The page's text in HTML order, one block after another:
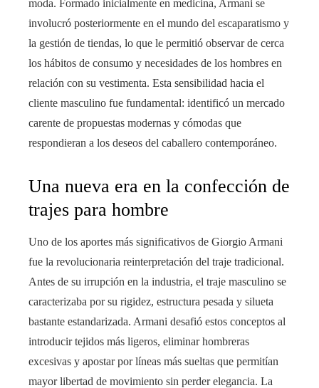
moda. Formado inicialmente en medicina, Armani se
involucró posteriormente en el mundo del escaparatismo y
la gestión de tiendas, lo que le permitió observar de cerca
los hábitos de consumo y necesidades de los hombres en
relación con su vestimenta. Esta sensibilidad hacia el
cliente masculino fue fundamental: identificó un mercado
carente de propuestas modernas y cómodas que
respondieran a los deseos del caballero contemporáneo.
Una nueva era en la confección de
trajes para hombre
Uno de los aportes más significativos de Giorgio Armani
fue la revolucionaria reinterpretación del traje tradicional.
Antes de su irrupción en la industria, el traje masculino se
caracterizaba por su rigidez, estructura pesada y silueta
bastante estandarizada. Armani desafió estos conceptos al
introducir tejidos más ligeros, eliminar hombreras
excesivas y apostar por líneas más sueltas que permitían
mayor libertad de movimiento sin perder elegancia. La